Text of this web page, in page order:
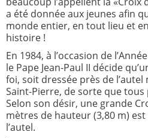
a été donnée aux jeunes afin
monde entier, en tout lieu et
histoire !
En 1984, à l’occasion de
le Pape Jean-Paul II décide
foi, soit dressée près de
Saint-Pierre, de sorte que
Selon son désir, une grande
mètres de hauteur (3,80 m)
l’autel.